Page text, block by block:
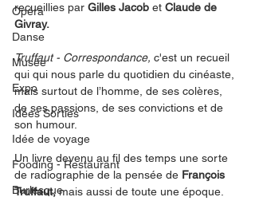
Opéra
Danse
Musée
Expo
Idées Sorties
Idée de voyage
Fooding - Restaurant
Burlesque
recueillies par Gilles Jacob et Claude de
Givray.
Truffaut - Correspondance, c'est un recueil
qui qui nous parle du quotidien du cinéaste,
mais surtout de l’homme, de ses colères,
de ses passions, de ses convictions et de
son humour.
Un livre devenu au fil des temps une sorte
de radiographie de la pensée de François
Truffaut, mais aussi de toute une époque.